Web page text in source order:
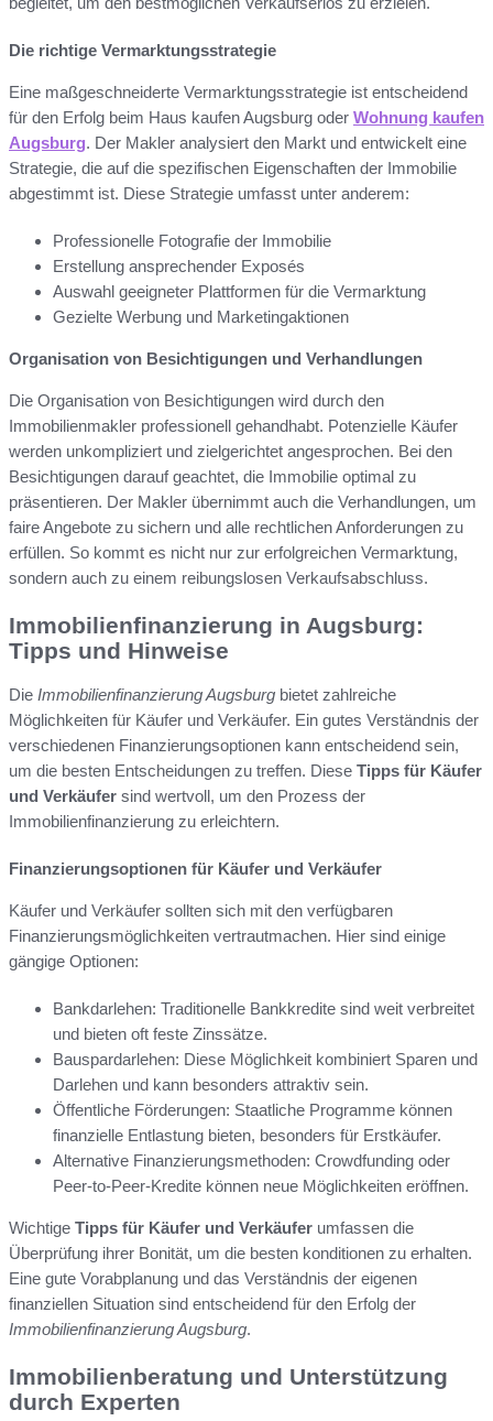
Die richtige Vermarktungsstrategie
Eine maßgeschneiderte Vermarktungsstrategie ist entscheidend
für den Erfolg beim Haus kaufen Augsburg oder Wohnung kaufen
Augsburg. Der Makler analysiert den Markt und entwickelt eine
Strategie, die auf die spezifischen Eigenschaften der Immobilie
abgestimmt ist. Diese Strategie umfasst unter anderem:
Professionelle Fotografie der Immobilie
Erstellung ansprechender Exposés
Auswahl geeigneter Plattformen für die Vermarktung
Gezielte Werbung und Marketingaktionen
Organisation von Besichtigungen und Verhandlungen
Die Organisation von Besichtigungen wird durch den
Immobilienmakler professionell gehandhabt. Potenzielle Käufer
werden unkompliziert und zielgerichtet angesprochen. Bei den
Besichtigungen darauf geachtet, die Immobilie optimal zu
präsentieren. Der Makler übernimmt auch die Verhandlungen, um
faire Angebote zu sichern und alle rechtlichen Anforderungen zu
erfüllen. So kommt es nicht nur zur erfolgreichen Vermarktung,
sondern auch zu einem reibungslosen Verkaufsabschluss.
Immobilienfinanzierung in Augsburg:
Tipps und Hinweise
Die Immobilienfinanzierung Augsburg bietet zahlreiche
Möglichkeiten für Käufer und Verkäufer. Ein gutes Verständnis der
verschiedenen Finanzierungsoptionen kann entscheidend sein,
um die besten Entscheidungen zu treffen. Diese Tipps für Käufer
und Verkäufer sind wertvoll, um den Prozess der
Immobilienfinanzierung zu erleichtern.
Finanzierungsoptionen für Käufer und Verkäufer
Käufer und Verkäufer sollten sich mit den verfügbaren
Finanzierungsmöglichkeiten vertrautmachen. Hier sind einige
gängige Optionen:
Bankdarlehen: Traditionelle Bankkredite sind weit verbreitet
und bieten oft feste Zinssätze.
Bauspardarlehen: Diese Möglichkeit kombiniert Sparen und
Darlehen und kann besonders attraktiv sein.
Öffentliche Förderungen: Staatliche Programme können
finanzielle Entlastung bieten, besonders für Erstkäufer.
Alternative Finanzierungsmethoden: Crowdfunding oder
Peer-to-Peer-Kredite können neue Möglichkeiten eröffnen.
Wichtige Tipps für Käufer und Verkäufer umfassen die
Überprüfung ihrer Bonität, um die besten konditionen zu erhalten.
Eine gute Vorabplanung und das Verständnis der eigenen
finanziellen Situation sind entscheidend für den Erfolg der
Immobilienfinanzierung Augsburg.
Immobilienberatung und Unterstützung
durch Experten